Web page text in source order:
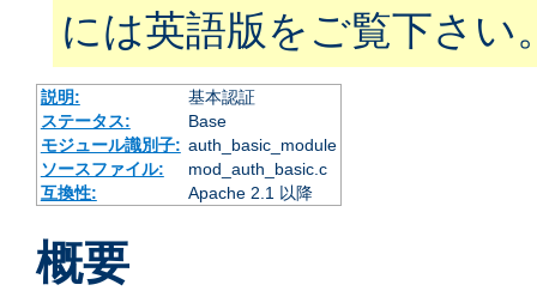
には英語版をご覧下さい
説明:
基本認証
ステータス:
Base
モジュール識別子: auth_basic_module
ソースファイル:
mod_auth_basic.c
互換性:
Apache 2.1 以降
概要